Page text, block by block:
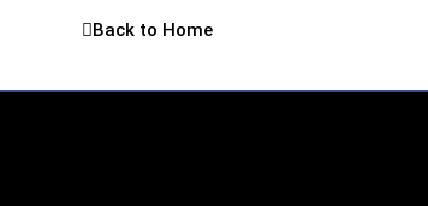
Back to Home